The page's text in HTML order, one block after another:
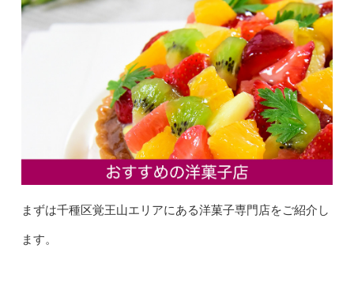
まずは千種区覚王山エリアにある洋菓子専門店をご紹介し
ます。